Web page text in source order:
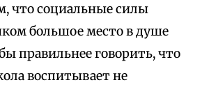
что социальные силы
большое место в душе
правильнее говорить, что
воспитывает не